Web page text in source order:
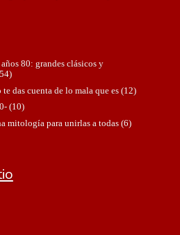
80: grandes clásicos y
das cuenta de lo mala que es(12)
(10)
mitología para unirlas a todas(6)